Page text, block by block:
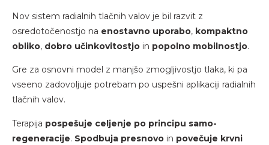
instrumenti
igle
za aparate
Nov sistem radialnih tlačnih valov je bil razvit z
osredotočenostjo na enostavno uporabo, kompaktno
obliko, dobro učinkovitostjo in popolno mobilnostjo.
Gre za osnovni model z manjšo zmogljivostjo tlaka, ki pa
vseeno zadovoljuje potrebam po uspešni aplikaciji radialnih
tlačnih valov.
Terapija pospešuje celjenje po principu samo-
regeneracije. Spodbuja presnovo in povečuje krvni